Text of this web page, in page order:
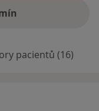
pacientů (16)